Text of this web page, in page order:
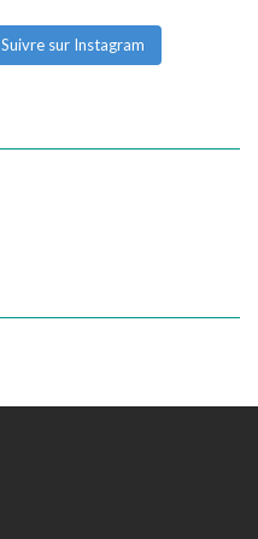
Suivre sur Instagram